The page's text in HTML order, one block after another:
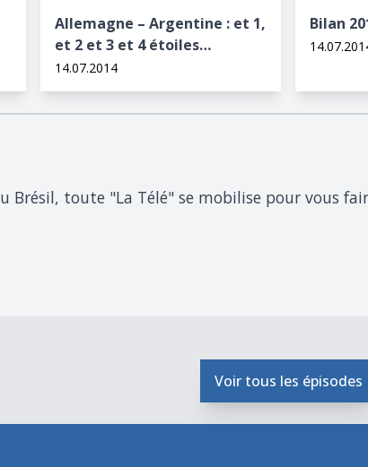
Allemagne – Argentine : et 1,
et 2 et 3 et 4 étoiles…
14.07.2014
Bilan
Brésil, toute "La Télé" se mobilise pour vous
Voir tous les épisodes